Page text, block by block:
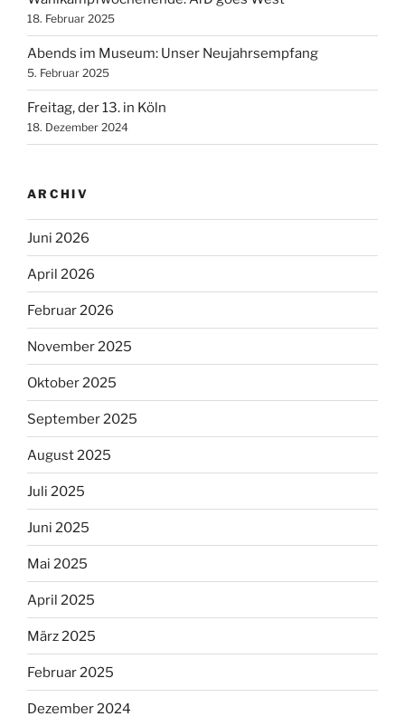
18. Februar 2025
Abends im Museum: Unser Neujahrsempfang
5. Februar 2025
Freitag, der 13. in Köln
18. Dezember 2024
ARCHIV
Juni 2026
April 2026
Februar 2026
November 2025
Oktober 2025
September 2025
August 2025
Juli 2025
Juni 2025
Mai 2025
April 2025
März 2025
Februar 2025
Dezember 2024